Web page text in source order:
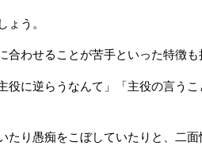
ょう。
わせることが苦手といった特徴も
に逆らうなんて」「主役の言う
り愚痴をこぼしていたりと、二面